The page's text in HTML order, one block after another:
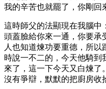
我的辛苦也就罷了，你剛回
這時師父的法顯現在我腦中
頭蓋臉給你來一通，你要承
人也知道煉功要重德，所
時說一不二的，今天他騎到
來了，這一下今天又白煉了
沒有爭辯，默默的把廚房收